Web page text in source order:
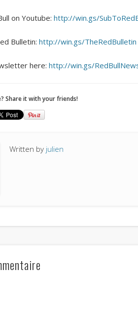
on Youtube:http://win.gs/
Bulletin:http://win.gs/TheRedBulletin
here:http://win.gs/
Share it with your friends!
Written by julien